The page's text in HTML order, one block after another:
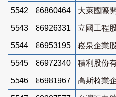
5542 86860464 大萊國際
5543 86926331 立國工程
5544 86953195 崧泉企業
5545 86972340 積利股份
5546 86981967 高斯椅業